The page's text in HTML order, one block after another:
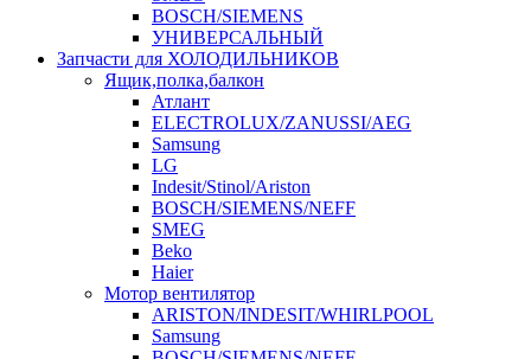
BOSCH/SIEMENS
УНИВЕРСАЛЬНЫЙ
Запчасти для ХОЛОДИЛЬНИКОВ
Ящик,полка,балкон
Атлант
ELECTROLUX/ZANUSSI/AEG
Samsung
LG
Indesit/Stinol/Ariston
BOSCH/SIEMENS/NEFF
SMEG
Beko
Haier
Мотор вентилятор
ARISTON/INDESIT/WHIRLPOOL
Samsung